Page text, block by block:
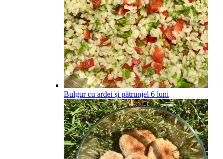
Bulgur cu ardei și pătrunjel 6 luni